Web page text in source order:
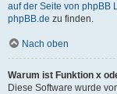
auf der Seite von phpBB
phpBB.de zu finden.
Nach oben
Warum ist Funktion x
Diese Software wurde